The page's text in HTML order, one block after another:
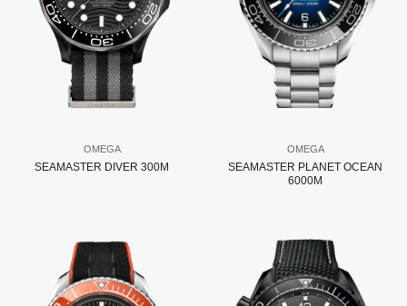
OMEGA
SEAMASTER DIVER 300M
OMEGA
SEAMASTER PLANET OCEAN
6000M